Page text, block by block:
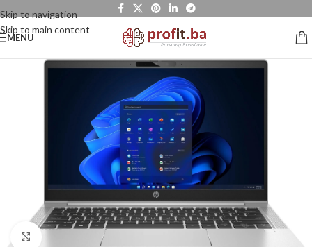
Skip to navigation
Skip to main content
MENU
Click to enlarge